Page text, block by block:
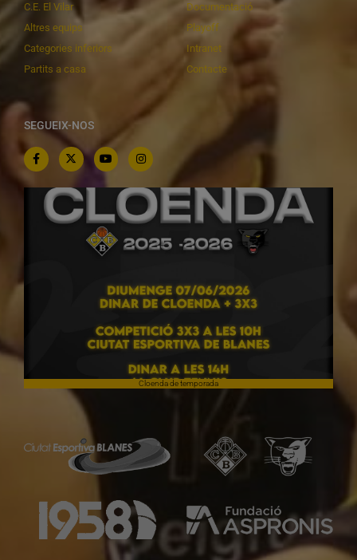
C.E. El Vilar
Altres equips
Categories inferiors
Partits a casa
Documentació
Playoff
Intranet
Contacte
SEGUEIX-NOS
Cloenda de temporada